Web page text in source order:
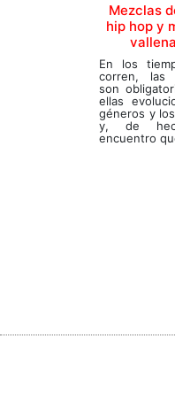
Mezclas
hip hop y
En los
corren, las
son
ellas
géneros y
y, de
encuentro